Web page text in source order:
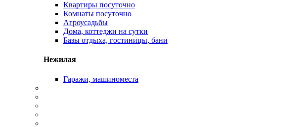
Квартиры посуточно
Комнаты посуточно
Агроусадьбы
Дома, коттеджи на сутки
Базы отдыха, гостиницы, бани
Нежилая
Гаражи, машиноместа